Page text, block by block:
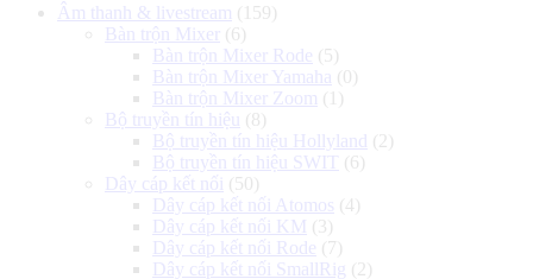
2.900.000 ₫. là:
2.390.000 ₫.
Âm thanh & livestream (159)
Bàn trộn Mixer
(6)
Bàn trộn Mixer Rode (5)
Bàn trộn Mixer Yamaha (0)
Bàn trộn Mixer Zoom (1)
Bộ truyền tín hiệu
(8)
Bộ truyền tín hiệu Hollyland
(2)
Bộ truyền tín hiệu SWIT (6)
Dây cáp kết nối (50)
Dây cáp kết nối Atomos (4)
Dây cáp kết nối KM (3)
Dây cáp kết nối Rode (7)
Dây cáp kết nối SmallRig (2)